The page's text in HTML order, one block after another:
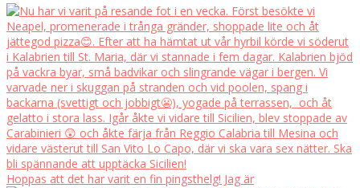
Hoppas att det har varit en fin pingsthelg! Jag är